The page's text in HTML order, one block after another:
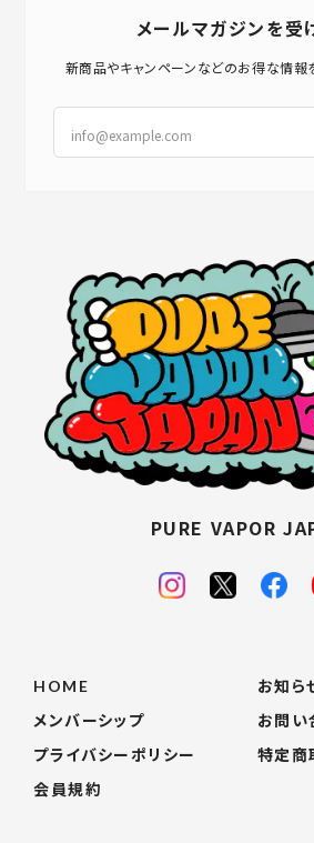
メールマガジンを受
新商品やキャンペーンなどのお得な情報
PURE VAPOR
HOME
お知ら
メンバーシップ
お問い
プライバシーポリシー
特定商
会員規約